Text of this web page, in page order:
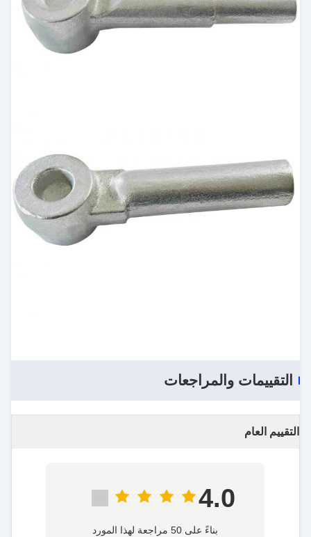
التقييمات والمراجعات
التقييم العام
4.0
بناءً على 50 مراجعة لهذا المورد